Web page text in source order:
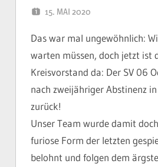
15. MAI 2020
Das war mal ungewöhnlich:
warten müssen, doch jetzt ist
Kreisvorstand da: Der SV 06
nach zweijähriger Abstinenz
zurück!
Unser Team wurde damit
furiose Form der letzten
belohnt und folgen dem